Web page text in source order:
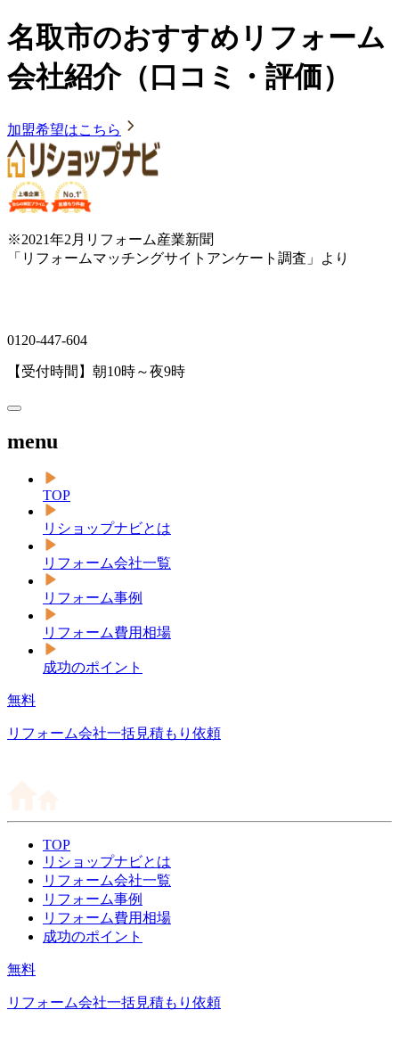
名取市のおすすめリフォーム
会社紹介（口コミ・評価）
加盟希望はこちら
※2021年2月リフォーム産業新聞
「リフォームマッチングサイトアンケート調査」より
0120-447-604
【受付時間】朝10時～夜9時
menu
TOP
リショップナビとは
リフォーム会社一覧
リフォーム事例
リフォーム費用相場
成功のポイント
無料
リフォーム会社一括見積もり依頼
TOP
リショップナビとは
リフォーム会社一覧
リフォーム事例
リフォーム費用相場
成功のポイント
無料
リフォーム会社一括見積もり依頼